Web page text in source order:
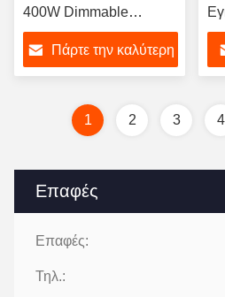
Επαφές
Επαφές:
Τηλ.:
400W Dimmable
13000lm για αποθήκες
καταστημάτων
Πάρτε την καλύτερη
1 2 3 4